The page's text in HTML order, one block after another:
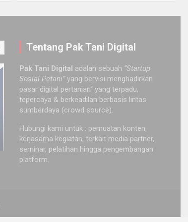
INSPIRASI OPINI
PERKEBUNAN
REVIEW BUKU
[Review Buku] 29 Teknik
Urban Farming
February 8, 2025 Novita Awalia Rahmah October
INFO SEMINAR & WORKSHOP
Workshop Digitalisasi
Pertanian
July 9, 2021 Pak Tani
Tentang Pak Tani Digital
Pak Tani Digital adalah sebuah “Startup
Sosial Petani”yang bervisi menghadirkan
pasar digital pertanian“ yang terpadu,
tepercaya & berkeadilan berbasis lintas
sumberdaya (crowd source).
Hubungi kami untuk : pemuatan konten,
kerjasama kegiatan, terkait media partner,
seminar, pelatihan hingga pengembangan
platform.